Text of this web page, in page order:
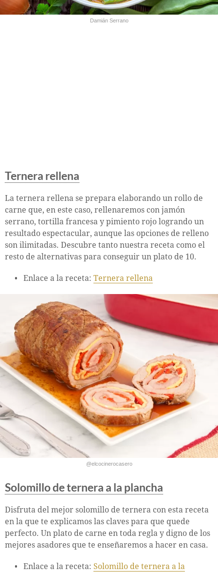
Damián Serrano
Ternera rellena
La ternera rellena se prepara elaborando un rollo de
carne que, en este caso, rellenaremos con jamón
serrano, tortilla francesa y pimiento rojo logrando un
resultado espectacular, aunque las opciones de relleno
son ilimitadas. Descubre tanto nuestra receta como el
resto de alternativas para conseguir un plato de 10.
Enlace a la receta: Ternera rellena
@elcocinerocasero
Solomillo de ternera a la plancha
Disfruta del mejor solomillo de ternera con esta receta
en la que te explicamos las claves para que quede
perfecto. Un plato de carne en toda regla y digno de los
mejores asadores que te enseñaremos a hacer en casa.
Enlace a la receta: Solomillo de ternera a la